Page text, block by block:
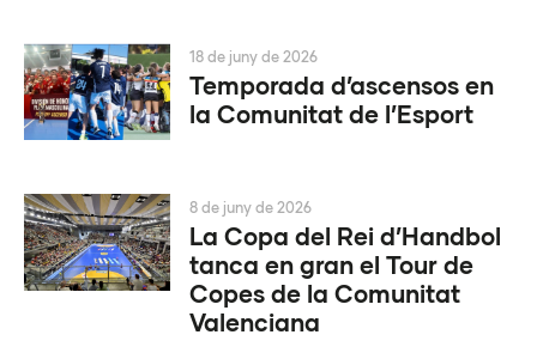
Temporada d’ascensos en
la Comunitat de l’Esport
18 de juny de 2026
La Copa del Rei d’Handbol
tanca en gran el Tour de
Copes de la Comunitat
Valenciana
8 de juny de 2026